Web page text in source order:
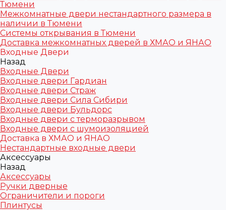
Тюмени
Межкомнатные двери нестандартного размера в
наличии в Тюмени
Системы открывания в Тюмени
Доставка межкомнатных дверей в ХМАО и ЯНАО
Входные Двери
Назад
Входные Двери
Входные двери Гардиан
Входные двери Страж
Входные двери Сила Сибири
Входные двери Бульдорс
Входные двери с терморазрывом
Входные двери с шумоизоляцией
Доставка в ХМАО и ЯНАО
Нестандартные входные двери
Аксессуары
Назад
Аксессуары
Ручки дверные
Ограничители и пороги
Плинтусы